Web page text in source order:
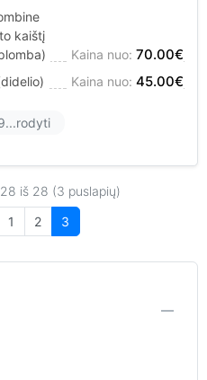
kaištį
Kaina nuo: 70.00€
Kaina nuo: 45.00€
rodyti
iš 28 (3 puslapių)
1 2 3